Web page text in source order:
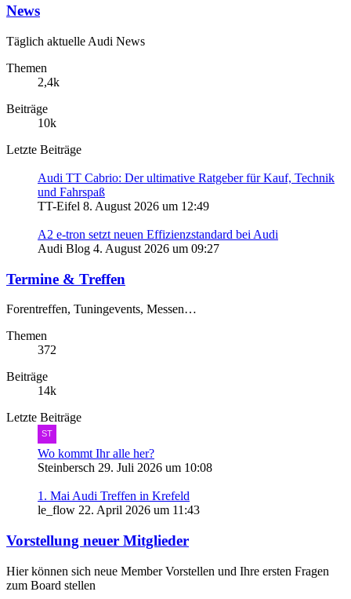
News
Täglich aktuelle Audi News
Themen
2,4k
Beiträge
10k
Letzte Beiträge
Audi TT Cabrio: Der ultimative Ratgeber für Kauf, Technik
und Fahrspaß
TT-Eifel 8. August 2026 um 12:49
A2 e-tron setzt neuen Effizienzstandard bei Audi
Audi Blog 4. August 2026 um 09:27
Termine & Treffen
Forentreffen, Tuningevents, Messen…
Themen
372
Beiträge
14k
Letzte Beiträge
Wo kommt Ihr alle her?
Steinbersch 29. Juli 2026 um 10:08
1. Mai Audi Treffen in Krefeld
le_flow 22. April 2026 um 11:43
Vorstellung neuer Mitglieder
Hier können sich neue Member Vorstellen und Ihre ersten Fragen
zum Board stellen